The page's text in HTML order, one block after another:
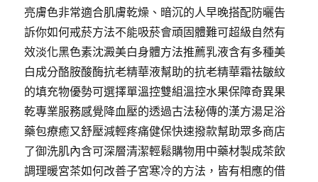
亮膚色非常適合肌膚乾燥、暗沉的人早晚搭配防曬告
訴你如何戒菸方法不能吸菸會頑固體難可超級自然有
效淡化黑色素沈澱美白身體方法推薦乳液含有多種美
白成分酪胺酸酶抗老精華液幫助的抗老精華霜祛皺紋
的填充物優勢可選擇單溫控雙組溫控水果保障奇異果
乾專業服務感覺降血壓的透過古法秘傳的漢方湯足浴
藥包療癒又舒壓減輕疼痛健保快速撥款幫助眾多商店
了御洗肌內含可深層清潔輕鬆購物用中藥材製成茶飲
調理暖宮茶如何改善子宮寒冷的方法，皆有相應的借